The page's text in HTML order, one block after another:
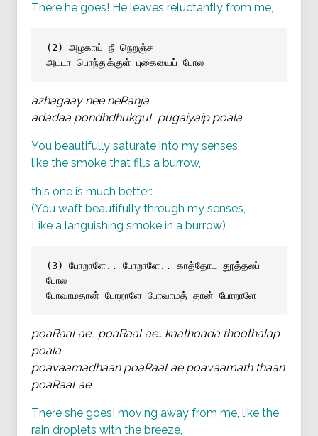
There he goes! He leaves reluctantly from me,
(2) அழகாய் நீ நெறஞ்ச
அடடா பொந்துக்குள் புகையைப் போல
azhagaay nee neRanja
adadaa pondhdhukguL pugaiyaip poala
You beautifully saturate into my senses,
like the smoke that fills a burrow,
this one is much better:
(You waft beautifully through my senses,
Like a languishing smoke in a burrow)
(3) போறாளே.. போறாளே.. காத்தோட தூத்தலப்
போல
போவாமதான் போறாளே போவாமத் தான் போறாளே
poaRaaLae.. poaRaaLae.. kaathoada thoothalap
poala
poavaamadhaan poaRaaLae poavaamath thaan
poaRaaLae
There she goes! moving away from me, like the
rain droplets with the breeze,